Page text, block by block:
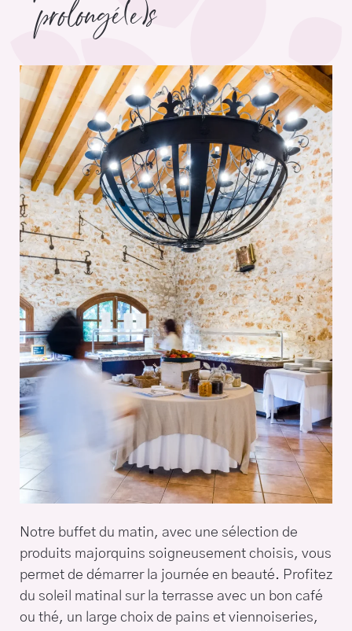
prolongé(e)s
Notre buffet du matin, avec une sélection de
produits majorquins soigneusement choisis, vous
permet de démarrer la journée en beauté. Profitez
du soleil matinal sur la terrasse avec un bon café
ou thé, un large choix de pains et viennoiseries,